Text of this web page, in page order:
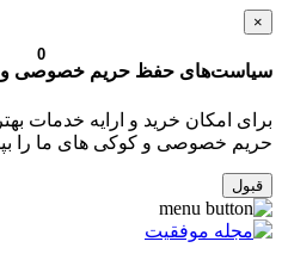
×
سیاست‌های حفظ حریم خصوصی و
برای امکان خرید و ارایه خدمات
حریم خصوصی و کوکی های ما را
قبول
0